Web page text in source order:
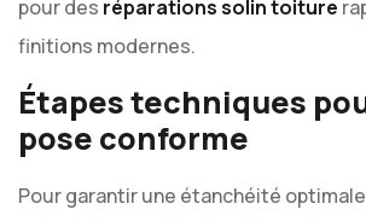
pour des réparations solin toiture
finitions modernes.
Étapes techniques
pose conforme
Pour garantir une étanchéité